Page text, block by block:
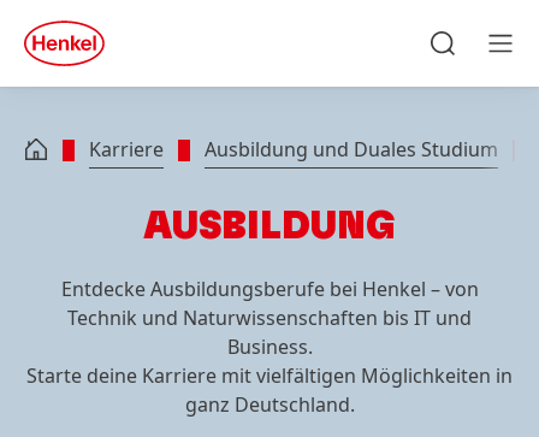
Zu Footer springen
quick
search
Karriere Ausbildung und Duales Studium
AUSBILDUNG
Entdecke Ausbildungsberufe bei Henkel – von
Technik und Naturwissenschaften bis IT und
Business.
Starte deine Karriere mit vielfältigen Möglichkeiten in
ganz Deutschland.